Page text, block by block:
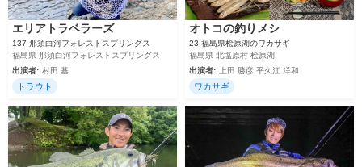
エリアトラベラーズ
137 那須白河フォレストスプリングス
福島県 那須白河フォレストスプリングス
出演者: 村田 基
トラウト
オトコの釣りメシ
23 福島県桧原湖のワカサギ
福島県 北塩原村 桧原湖
出演者:
上田 勝彦,平久江 洋和
ワカサギ